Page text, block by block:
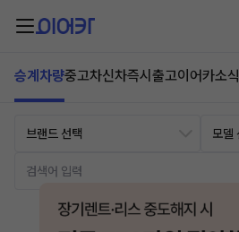
승계차량중고차신차즉시출고이어카소식